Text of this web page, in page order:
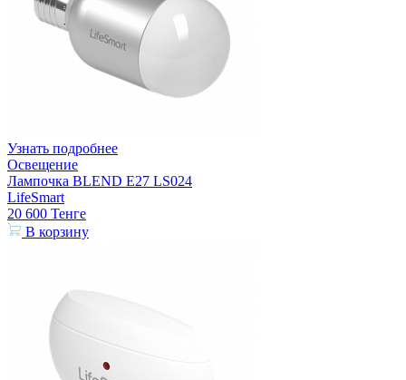
Узнать подробнее
Освещение
Лампочка BLEND E27 LS024
LifeSmart
20 600 Тенге
В корзину